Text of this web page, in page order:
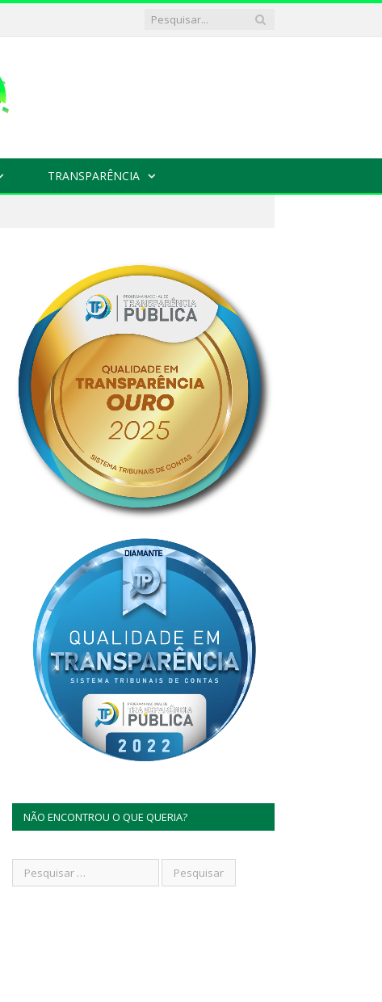
TRANSPARÊNCIA
NÃO ENCONTROU O QUE QUERIA?